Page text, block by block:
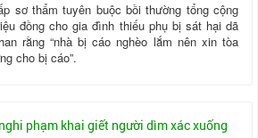
sơ thẩm tuyên buộc bồi thường tổng cộng
đồng cho gia đình thiếu phụ bị sát hại dã
rằng “nhà bị cáo nghèo lắm nên xin tòa
cho bị cáo”.
phạm khai giết người dìm xác xuống